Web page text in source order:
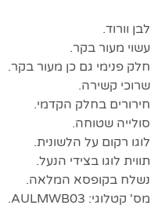
לבן וורוד.
עשוי מעור בקר.
חלק פנימי גם כן מעור בקר.
שרוכי קשירה.
חירורים בחלק הקדמי.
סולייה שטוחה.
לוגו רקום על הלשונית.
תווית לוגו בצידי הנעל.
נשלח בקופסא המלאה.
מס' קטלוגי: AULMWB03.